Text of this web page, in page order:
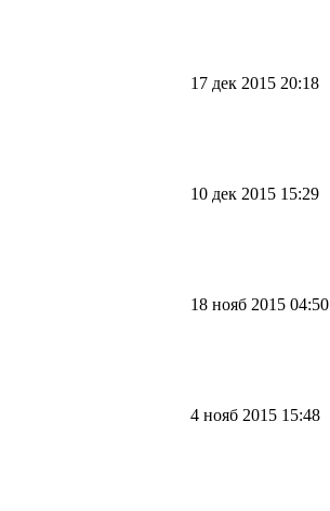
17 дек 2015 20:18
10 дек 2015 15:29
18 нояб 2015 04:50
4 нояб 2015 15:48